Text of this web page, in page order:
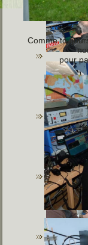
Comme
pour